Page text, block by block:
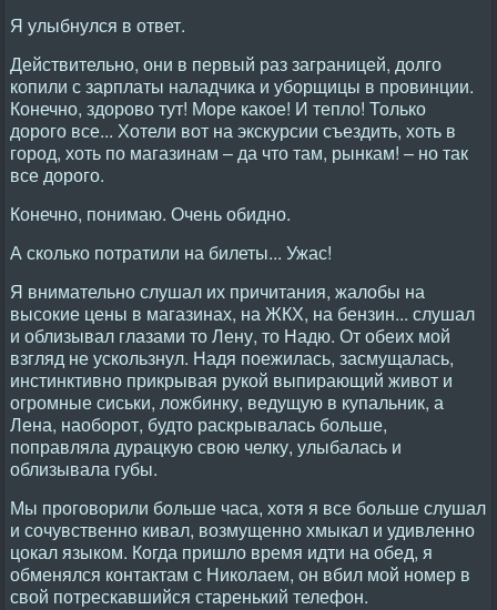
Я улыбнулся в ответ.
Действительно, они в первый раз заграницей, долго
копили с зарплаты наладчика и уборщицы в провинции.
Конечно, здорово тут! Море какое! И тепло! Только
дорого все... Хотели вот на экскурсии съездить, хоть в
город, хоть по магазинам – да что там, рынкам! – но так
все дорого.
Конечно, понимаю. Очень обидно.
А сколько потратили на билеты... Ужас!
Я внимательно слушал их причитания, жалобы на
высокие цены в магазинах, на ЖКХ, на бензин... слушал
и облизывал глазами то Лену, то Надю. От обеих мой
взгляд не ускользнул. Надя поежилась, засмущалась,
инстинктивно прикрывая рукой выпирающий живот и
огромные сиськи, ложбинку, ведущую в купальник, а
Лена, наоборот, будто раскрывалась больше,
поправляла дурацкую свою челку, улыбалась и
облизывала губы.
Мы проговорили больше часа, хотя я все больше слушал
и сочувственно кивал, возмущенно хмыкал и удивленно
цокал языком. Когда пришло время идти на обед, я
обменялся контактам с Николаем, он вбил мой номер в
свой потрескавшийся старенький телефон.